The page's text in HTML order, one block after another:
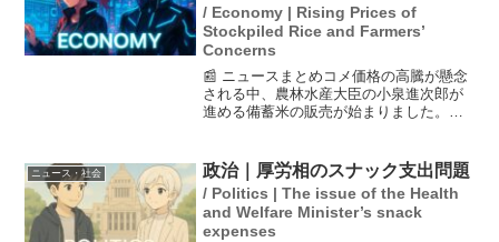
/ Economy | Rising Prices of
Stockpiled Rice and Farmers’
Concerns
📰 ニュースまとめコメ価格の高騰が懸念
される中、農林水産大臣の小泉進次郎が
進める備蓄米の販売が始まりました。備
寄せていますが、2025年産米の価格に影
響が出るので...
ニュース・社会 政治｜厚労相のスナック支出問題
/ Politics | The issue of the Health
and Welfare Minister’s snack
expenses